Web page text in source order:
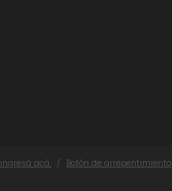
ingresá acá. / Botón de arrepentimiento